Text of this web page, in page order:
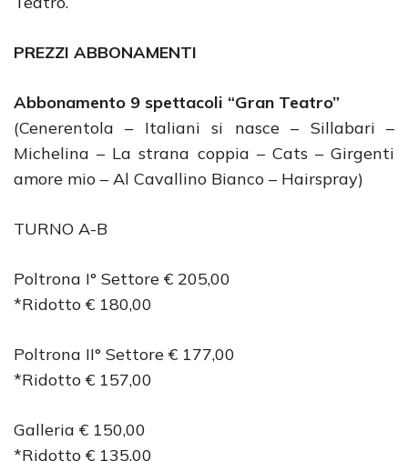
PREZZI ABBONAMENTI
Abbonamento 9 spettacoli “Gran Teatro”
(Cenerentola – Italiani si nasce – Sillabari –
Michelina – La strana coppia – Cats – Girgenti
amore mio – Al Cavallino Bianco – Hairspray)
TURNO A-B
Poltrona I° Settore € 205,00
*Ridotto € 180,00
Poltrona II° Settore € 177,00
*Ridotto € 157,00
Galleria € 150,00
*Ridotto € 135,00